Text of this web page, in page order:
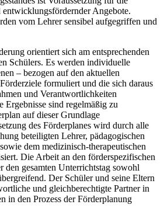
Angebote.
vom Lehrer sensibel aufgegriffen und
orientiert sich am entsprechenden
Schülers. Es werden individuelle
– bezogen auf den aktuellen
formuliert und die sich daraus
und Verantwortlichkeiten
Ergebnisse sind regelmäßig zu
auf dieser Grundlage
des Förderplanes wird durch alle
beteiligten Lehrer, pädagogischen
dem medizinisch-therapeutischen
Die Arbeit an den förderspezifischen
den gesamten Unterrichtstag sowohl
Der Schüler und seine Eltern
und gleichberechtigte Partner in
in den Prozess der Förderplanung